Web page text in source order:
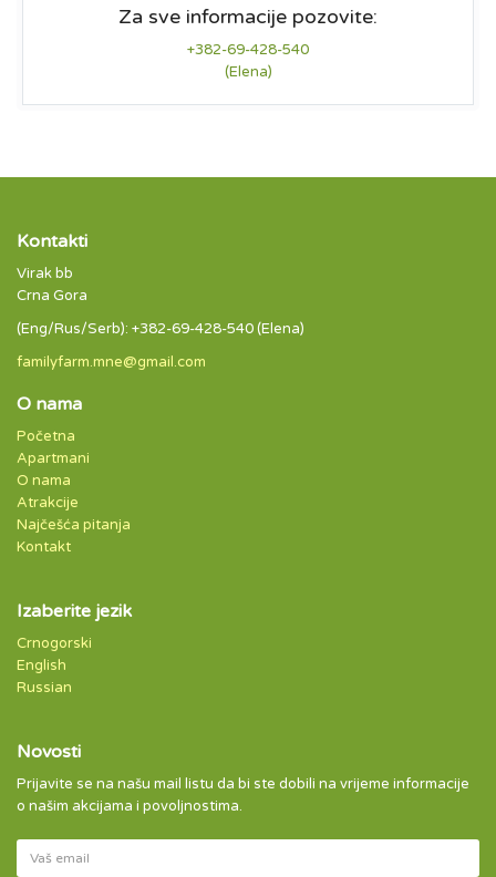
Za sve informacije pozovite:
+382-69-428-540
(Elena)
Kontakti
Virak bb
Crna Gora
(Eng/Rus/Serb): +382-69-428-540 (Elena)
familyfarm.mne@gmail.com
O nama
Početna
Apartmani
O nama
Atrakcije
Najčešća pitanja
Kontakt
Izaberite jezik
Crnogorski
English
Russian
Novosti
Prijavite se na našu mail listu da bi ste dobili na vrijeme informacije
o našim akcijama i povoljnostima.